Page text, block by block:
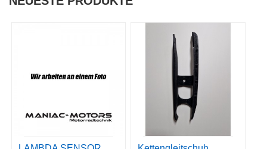
82,38 €
Kettengleitschuh
58,31 €
inkl. 19% USt. - zzgl.
Versandkosten